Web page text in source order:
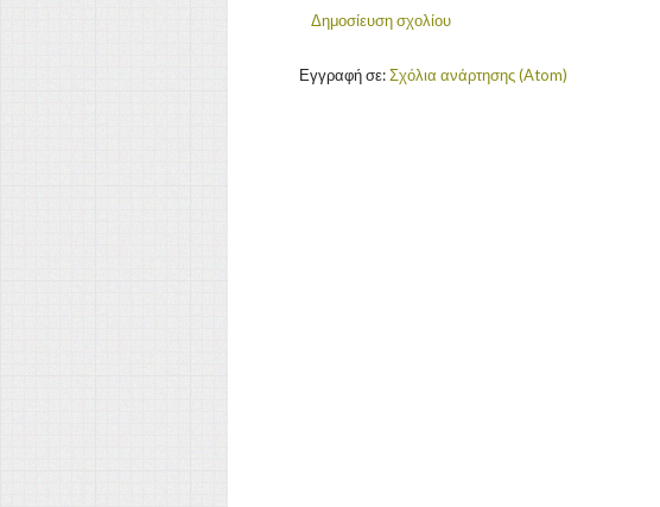
Δημοσίευση σχολίου
Εγγραφή σε:Σχόλια ανάρτησης (Atom)